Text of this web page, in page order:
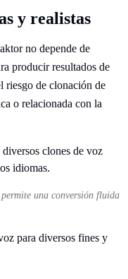
y realistas
no depende de
producir resultados de
riesgo de clonación de
o relacionada con la
una conversión fluida
para diversos fines y